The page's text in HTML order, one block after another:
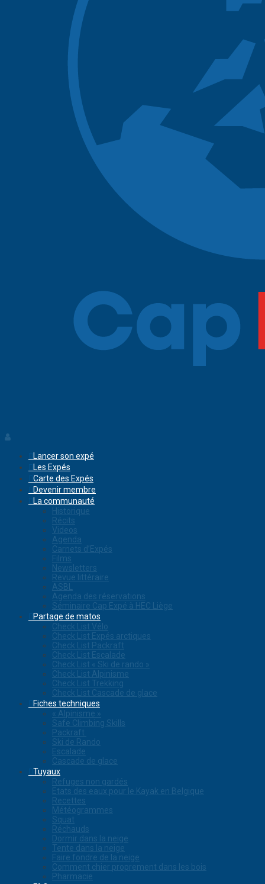
Lancer son expé
Les Expés
Carte des Expés
Devenir membre
La communauté
Historique
Récits
Videos
Agenda
Carnets d’Expés
Films
Newsletters
Revue littéraire
ASBL
Agenda des réservations
Séminaire Cap Expé à HEC Liège
Partage de matos
Check List Vélo
Check List Expés arctiques
Check List Packraft
Check List Escalade
Check List « Ski de rando »
Check List Alpinisme
Check List Trekking
Check List Cascade de glace
Fiches techniques
« Alpinisme »
Safe Climbing Skills
Packraft
Ski de Rando
Escalade
Cascade de glace
Tuyaux
Refuges non gardés
Etats des eaux pour le Kayak en Belgique
Recettes
Météogrammes
Squat
Réchauds
Dormir dans la neige
Tente dans la neige
Faire fondre de la neige
Comment chier proprement dans les bois
Pharmacie